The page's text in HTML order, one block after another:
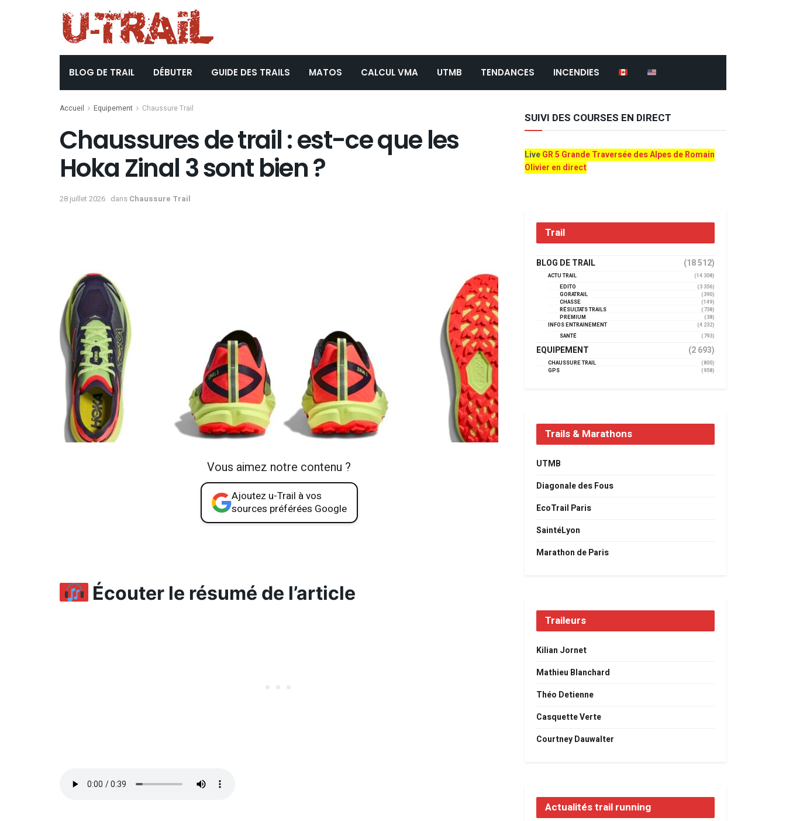
BLOG DE TRAIL DÉBUTER GUIDE DES TRAILS MATOS CALCUL VMA UTMB TENDANCES INCENDIES
Accueil Equipement Chaussure Trail
Chaussures de trail : est-ce que les
Hoka Zinal 3 sont bien ?
28 juillet 2026 dans Chaussure Trail
Vous aimez notre contenu ?
Ajoutez u-Trail à vos
sources préférées Google
Écouter le résumé de l’article
SUIVI DES COURSES EN DIRECT
LiveGR 5 Grande Traversée des Alpes de Romain
Olivier en direct
Trail
BLOG DE TRAIL (18 512)
ACTU TRAIL
(14 308)
EDITO
(3 356)
GORATRAIL
(390)
CHASSE
(149)
RÉSULTATS TRAILS
(738)
PREMIUM
(38)
INFOS ENTRAINEMENT
(4 232)
SANTÉ
(793)
EQUIPEMENT (2 693)
CHAUSSURE TRAIL
(800)
GPS
(958)
Trails & Marathons
UTMB
Diagonale des Fous
EcoTrail Paris
SaintéLyon
Marathon de Paris
Traileurs
Kilian Jornet
Mathieu Blanchard
Théo Detienne
Casquette Verte
Courtney Dauwalter
Actualités trail running